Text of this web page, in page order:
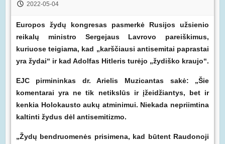
2022-05-04
Europos žydų kongresas pasmerkė Rusijos užsienio
reikalų ministro Sergejaus Lavrovo pareiškimus,
kuriuose teigiama, kad „karščiausi antisemitai paprastai
yra žydai“ ir kad Adolfas Hitleris turėjo „žydiško kraujo“.
EJC pirmininkas dr. Arielis Muzicantas sakė: „Šie
komentarai yra ne tik netikslūs ir įžeidžiantys, bet ir
kenkia Holokausto aukų atminimui. Niekada nepriimtina
kaltinti žydus dėl antisemitizmo.
„Žydų bendruomenės prisimena, kad būtent Raudonoji